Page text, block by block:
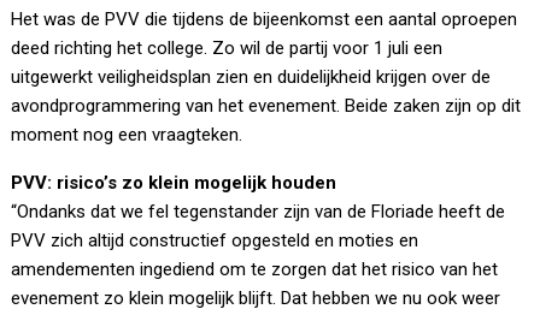
Het was de PVV die tijdens de bijeenkomst een aantal oproepen
deed richting het college. Zo wil de partij voor 1 juli een
uitgewerkt veiligheidsplan zien en duidelijkheid krijgen over de
avondprogrammering van het evenement. Beide zaken zijn op dit
moment nog een vraagteken.
PVV: risico’s zo klein mogelijk houden
“Ondanks dat we fel tegenstander zijn van de Floriade heeft de
PVV zich altijd constructief opgesteld en moties en
amendementen ingediend om te zorgen dat het risico van het
evenement zo klein mogelijk blijft. Dat hebben we nu ook weer